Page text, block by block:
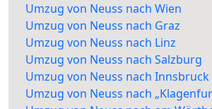
Umzug von Neuss nach Wien
Umzug von Neuss nach Graz
Umzug von Neuss nach Linz
Umzug von Neuss nach Salzburg
Umzug von Neuss nach Innsbruck
Umzug von Neuss nach